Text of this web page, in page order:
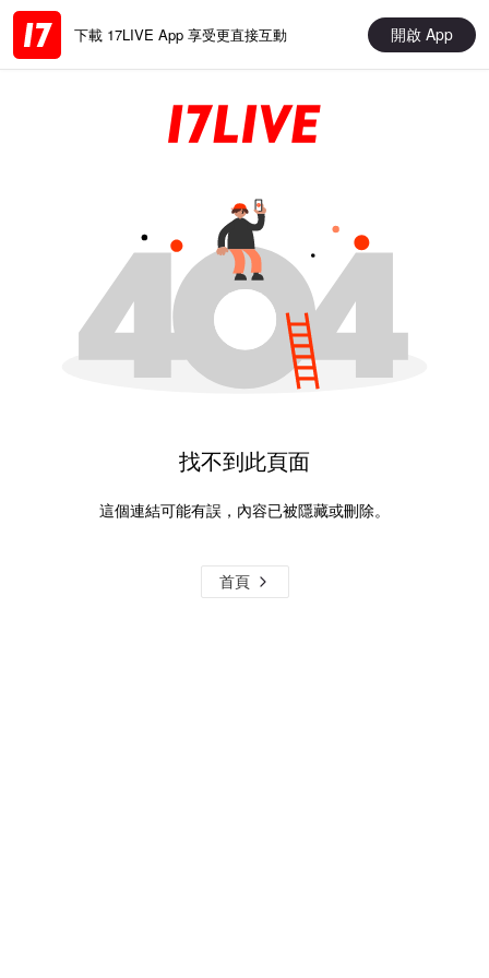
下載 17LIVE App 享受更直接互動 開啟 App
找不到此頁面
這個連結可能有誤，內容已被隱藏或刪除。
首頁